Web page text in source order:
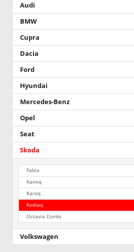
Audi
BMW
Cupra
Dacia
Ford
Hyundai
Mercedes-Benz
Opel
Seat
Skoda
Fabia
Kamiq
Karoq
Kodiaq
Octavia Combi
Volkswagen